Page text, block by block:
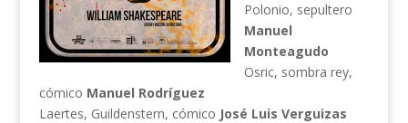
Polonio, sepultero
Manuel
Monteagudo
Osric, sombra rey,
cómico Manuel Rodríguez
Laertes, Guildenstern, cómico José Luis Verguizas